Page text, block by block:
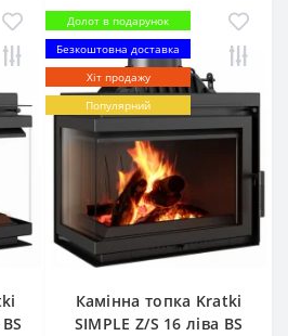
Долот в подарунок
Безкоштовна доставка
Хіт продажу
Популярний
Камінна топка Kratki
SIMPLE Z/S 16 ліва BS